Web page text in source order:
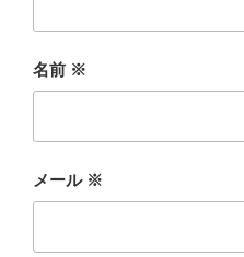
名前 ※
メール ※